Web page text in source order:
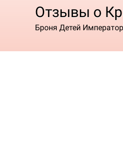
Отзывы о
Броня Детей